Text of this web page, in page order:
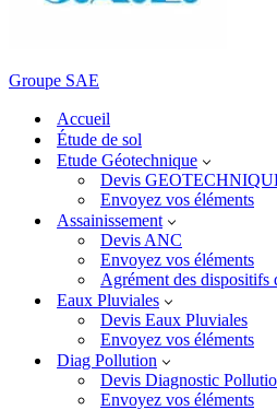
Groupe SAE
Accueil
Étude de sol
Etude Géotechnique
Devis
Envoyez vos éléments
Assainissement
Devis ANC
Envoyez vos éléments
Agrément des dispositifs
Eaux Pluviales
Devis Eaux Pluviales
Envoyez vos éléments
Diag Pollution
Devis Diagnostic
Envoyez vos éléments